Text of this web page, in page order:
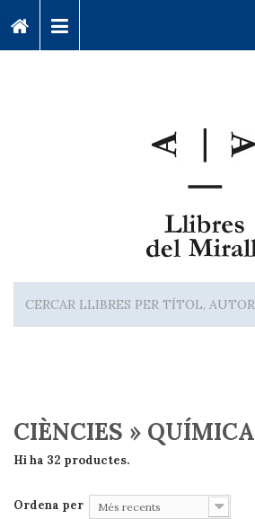
CIÈNCIES » QUÍMICA
Hi ha 32 productes.
Ordena per Més recents